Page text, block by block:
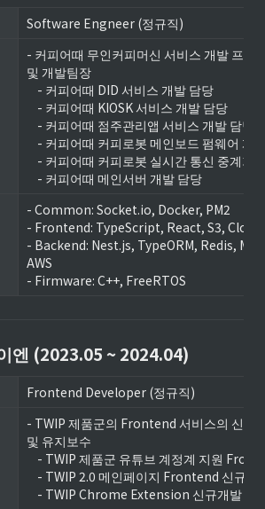
Software Engneer (정규직)
- 커피어때 무인커피머신 서비스 개발 프로
및 개발팀장
    - 커피어때 메인서버 개발 담당
- Common: Socket.io, Docker, PM2
- Frontend: TypeScript, React, S3,
- Backend: Nest.js, TypeORM, Redis,
AWS
- Firmware: C++, FreeRTOS
엔 (2023.05 ~ 2024.04)
Frontend Developer (정규직)
- TWIP 제품군의 Frontend 서비스의 신규
및 유지보수
- TWIP Chrome Extension 신규개발 담